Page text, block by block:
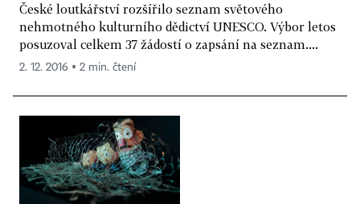
České loutkářství rozšířilo seznam světového
nehmotného kulturního dědictví UNESCO. Výbor letos
posuzoval celkem 37 žádostí o zapsání na seznam....
2. 12. 2016 ▪ 2 min. čtení